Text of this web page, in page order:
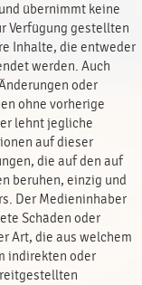
übernimmt keine
Verfügung gestellten
Inhalte, die entweder
werden. Auch
oder
ohne vorherige
lehnt jegliche
auf dieser
die auf den auf
beruhen, einzig und
Der Medieninhaber
Schäden oder
Art, die aus welchem
indirekten oder